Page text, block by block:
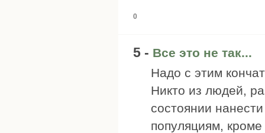
0
5 - Все это не так...
Надо с этим
Никто из людей,
состоянии
популяциям,